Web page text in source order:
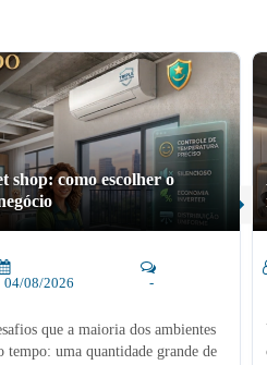
shop: como escolher o
04/08/2026 -
que a maioria dos ambientes
tempo: uma quantidade grande de